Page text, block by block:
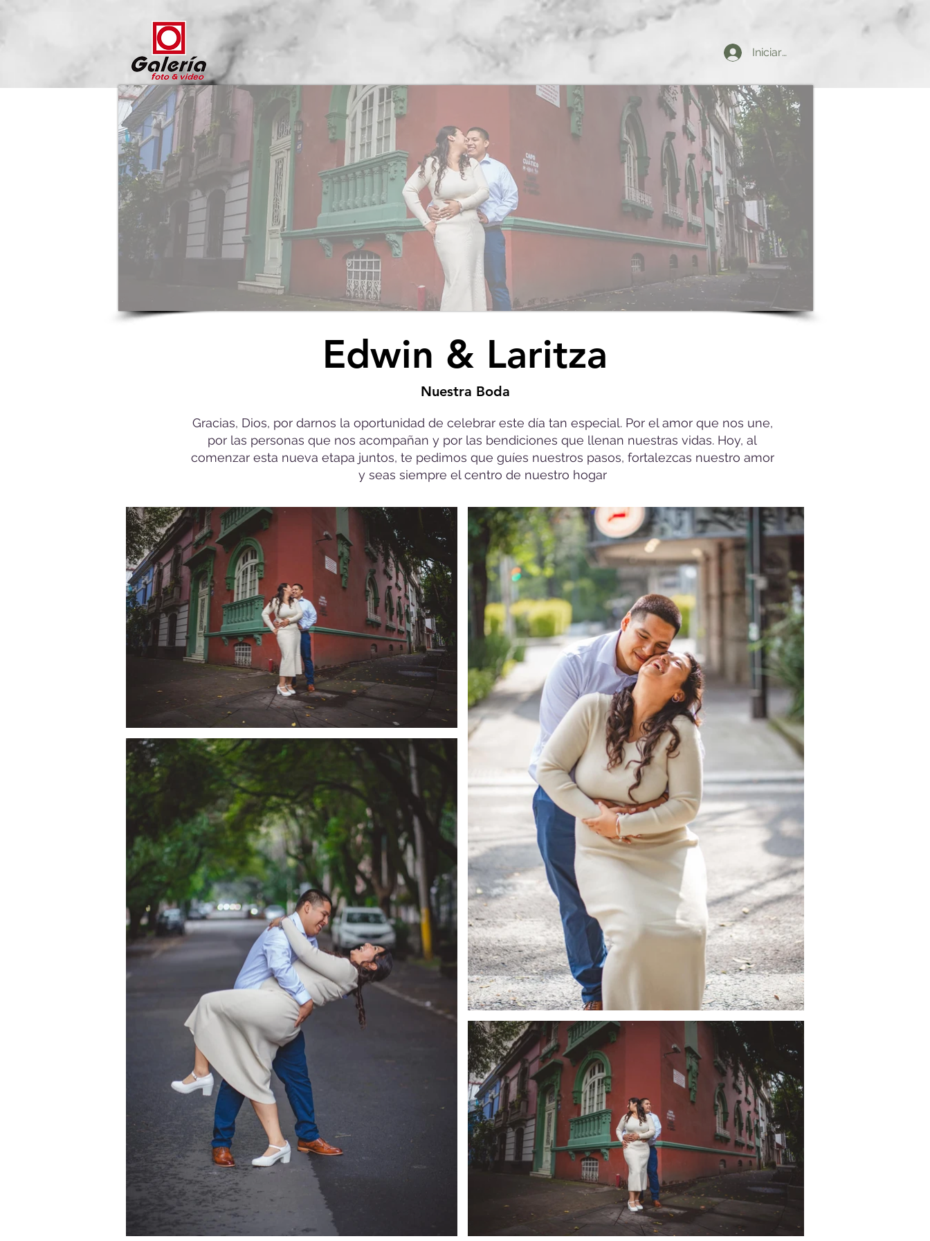
Iniciar sesión
Edwin & Laritza
Nuestra Boda
Gracias, Dios, por darnos la oportunidad de celebrar este día tan especial. Por el amor que nos une,
por las personas que nos acompañan y por las bendiciones que llenan nuestras vidas. Hoy, al
comenzar esta nueva etapa juntos, te pedimos que guíes nuestros pasos, fortalezcas nuestro amor
y seas siempre el centro de nuestro hogar